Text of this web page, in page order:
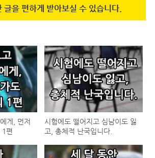
글을 편하게 받아보실 수 있습니다.
게, 먼저
1편
시험에도 떨어지고 심남이도 잃
고, 총체적 난국입니다.